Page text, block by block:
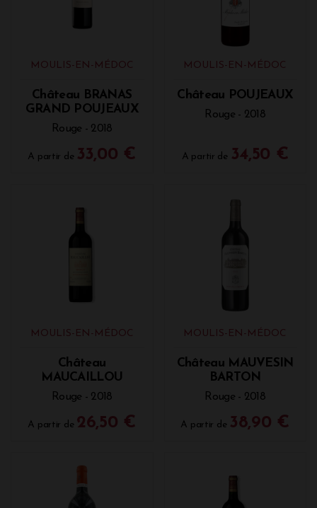
MOULIS-EN-MÉDOC
Château BRANAS
GRAND POUJEAUX
Rouge - 2018
A partir de 33,00 €
MOULIS-EN-MÉDOC
Château POUJEAUX
Rouge - 2018
A partir de 34,50 €
MOULIS-EN-MÉDOC
Château
MAUCAILLOU
Rouge - 2018
A partir de 26,50 €
MOULIS-EN-MÉDOC
Château MAUVESIN
BARTON
Rouge - 2018
A partir de 38,90 €